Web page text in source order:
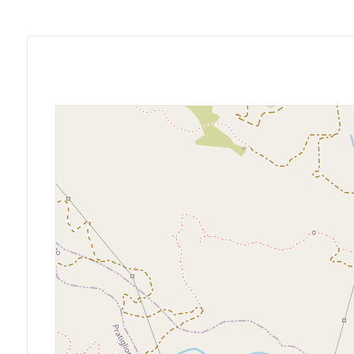
Balcone/Terrazzo
Arredato
Nuova costruzione
Lusso